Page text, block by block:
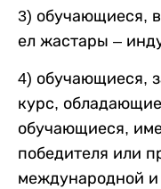
3) обучающиеся, в
ел жастары –
4) обучающиеся,
курс, обладающие
обучающиеся,
победителя или
международной и